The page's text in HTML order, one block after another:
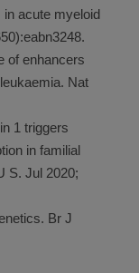
acute myeloid
of enhancers
Nat
1 triggers
in familial
S. Jul 2020;
Br J